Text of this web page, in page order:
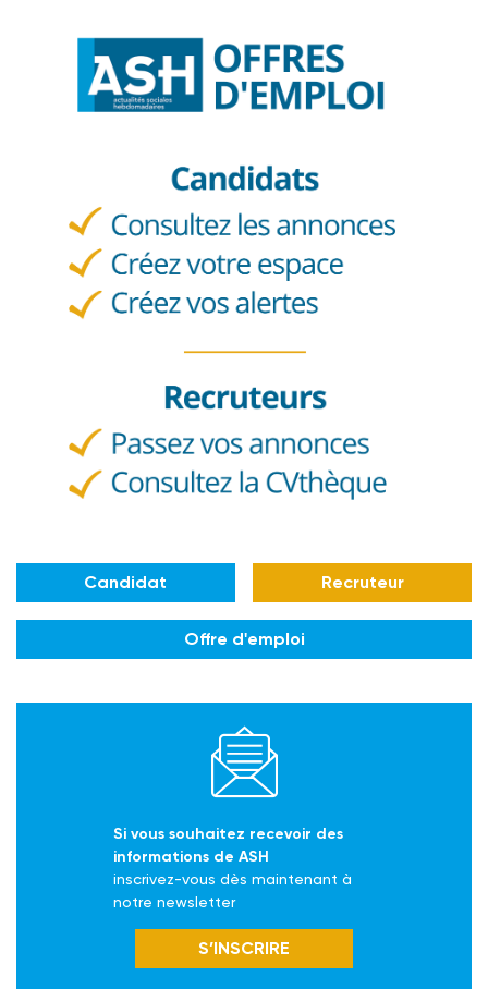
Candidat Recruteur
Offre d'emploi
Si vous souhaitez recevoir des
informations de ASH
inscrivez-vous dès maintenant à
notre newsletter
S’INSCRIRE